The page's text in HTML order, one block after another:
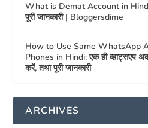
What is Demat Account in Hindi
पूरी जानकारी | Bloggersdime
How to Use Same WhatsApp
Phones in Hindi: एक ही व्हाट्सएप
करें, तथा पूरी जानकारी
ARCHIVES